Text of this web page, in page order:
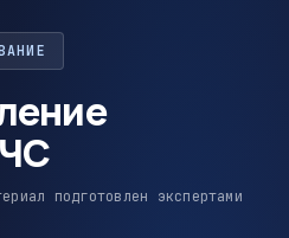
подготовлен экспертами